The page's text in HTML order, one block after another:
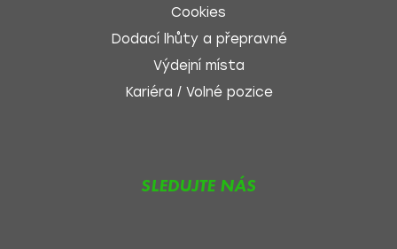
Cookies
Dodací lhůty a přepravné
Výdejní místa
Kariéra / Volné pozice
SLEDUJTE NÁS